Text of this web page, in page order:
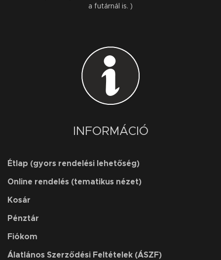
a futárnál is. )
INFORMÁCIÓ
Étlap (gyors rendelési lehetőség)
Online rendelés (tematikus nézet)
Kosár
Pénztár
Fiókom
Álatlános Szerződési Feltételek (ÁSZF)